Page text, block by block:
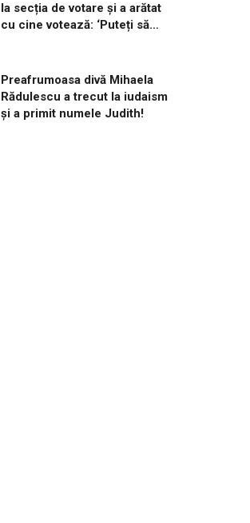
la secția de votare și a arătat
cu cine votează: ‘Puteți să
Preafrumoasa divă Mihaela
Rădulescu a trecut la iudaism
și a primit numele Judith!